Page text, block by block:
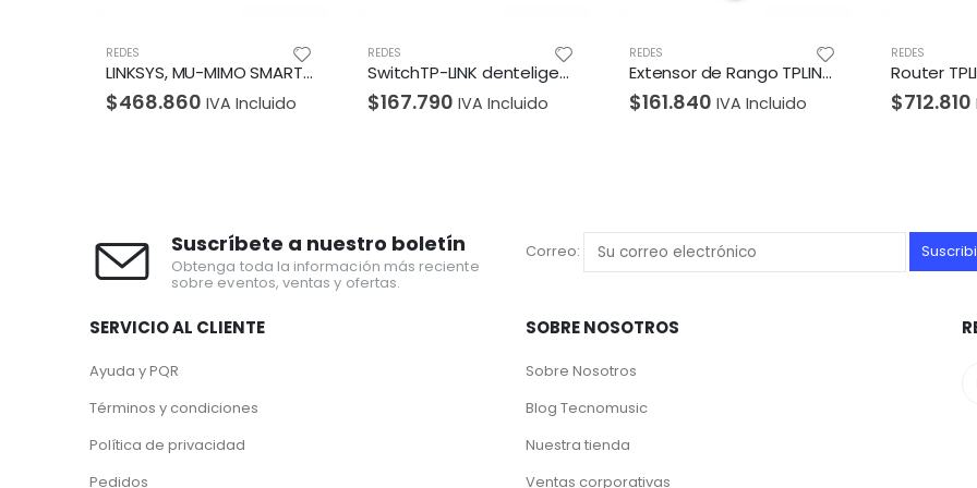
REDES
SwitchTP-LINK denteligente Sencillo 8 puertos Gigabit
$167.790 IVA Incluido
REDES
Extensor de Rango TPLINK Inalámbrico de Conector de Pared Dual Band AC 1200 2 antenas externas
$161.840 IVA Incluido
REDES
Router TPLINK WIFI de malla Doble banda AC1200 Gigabit Pack por 3 Unidad
$712.810 IVA Incluido
REDES
$196.350
Suscríbete a nuestro boletín
Obtenga toda la información más reciente
sobre eventos, ventas y ofertas.
Correo:
SERVICIO AL CLIENTE
Ayuda y PQR
Términos y condiciones
Política de privacidad
Pedidos
SOBRE NOSOTROS
Sobre Nosotros
Blog Tecnomusic
Nuestra tienda
Ventas corporativas